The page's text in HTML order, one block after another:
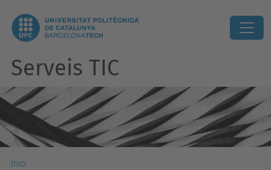
Serveis TIC
Inici